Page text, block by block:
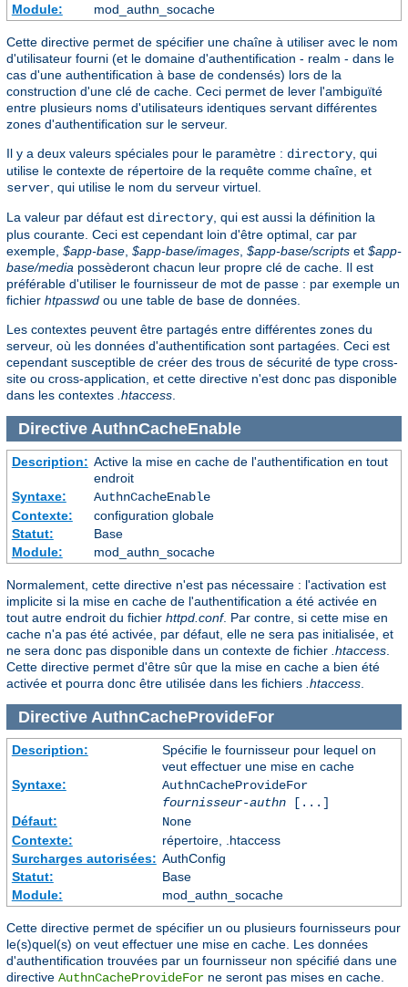
Module: mod_authn_socache
Cette directive permet de spécifier une chaîne à utiliser avec le nom
d'utilisateur fourni (et le domaine d'authentification - realm - dans le
cas d'une authentification à base de condensés) lors de la
construction d'une clé de cache. Ceci permet de lever l'ambiguïté
entre plusieurs noms d'utilisateurs identiques servant différentes
zones d'authentification sur le serveur.
Il y a deux valeurs spéciales pour le paramètre : directory , qui
utilise le contexte de répertoire de la requête comme chaîne, et
server , qui utilise le nom du serveur virtuel.
La valeur par défaut est directory , qui est aussi la définition la
plus courante. Ceci est cependant loin d'être optimal, car par
exemple, $app-base $app-base/images $app-base/scripts et $app-
base/media possèderont chacun leur propre clé de cache. Il est
préférable d'utiliser le fournisseur de mot de passe : par exemple un
fichier htpasswd ou une table de base de données.
Les contextes peuvent être partagés entre différentes zones du
serveur, où les données d'authentification sont partagées. Ceci est
cependant susceptible de créer des trous de sécurité de type cross-
site ou cross-application, et cette directive n'est donc pas disponible
dans les contextes .htaccess
Directive AuthnCacheEnable
Description: Active la mise en cache de l'authentification en tout
endroit
Syntaxe:
AuthnCacheEnable
Contexte:
configuration globale
Statut:
Base
Module:
mod_authn_socache
Normalement, cette directive n'est pas nécessaire : l'activation est
implicite si la mise en cache de l'authentification a été activée en
tout autre endroit du fichier httpd.conf. Par contre, si cette mise en
cache n'a pas été activée, par défaut, elle ne sera pas initialisée, et
ne sera donc pas disponible dans un contexte de fichier .htaccess
Cette directive permet d'être sûr que la mise en cache a bien été
activée et pourra donc être utilisée dans les fichiers .htaccess
Directive AuthnCacheProvideFor
Description:
Spécifie le fournisseur pour lequel on
veut effectuer une mise en cache
Syntaxe:
AuthnCacheProvideFor
fournisseur-authn[...]
Défaut:
None
Contexte:
répertoire, .htaccess
Surcharges autorisées: AuthConfig
Statut:
Base
Module:
mod_authn_socache
Cette directive permet de spécifier un ou plusieurs fournisseurs pour
le(s)quel(s) on veut effectuer une mise en cache. Les données
d'authentification trouvées par un fournisseur non spécifié dans une
directive AuthnCacheProvideFor ne seront pas mises en cache.